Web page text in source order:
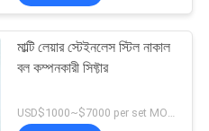
মাল্টি লেয়ার স্টেইনলেস স্টিল নাকাল
বল কম্পনকারী সিফ্টার
USD$1000~$7000 per set MOQ:1 সেট